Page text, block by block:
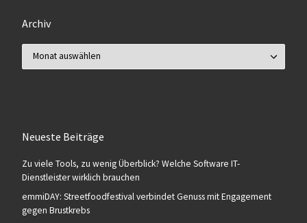
Archiv
Neueste Beiträge
Zu viele Tools, zu wenig Überblick? Welche Software IT-
Dienstleister wirklich brauchen
emmiDAY: Streetfoodfestival verbindet Genuss mit Engagement
gegen Brustkrebs